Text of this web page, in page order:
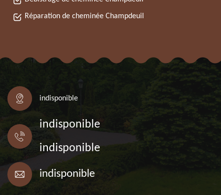
Réparation de cheminée Champdeuil
indisponible
indisponible
indisponible
indisponible